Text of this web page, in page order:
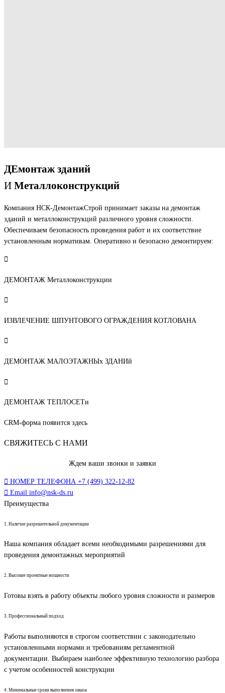
ДЕмонтаж зданий
И Металлоконструкций
Компания НСК-ДемонтажСтрой принимает заказы на демонтаж
зданий и металлоконструкций различного уровня сложности.
Обеспечиваем безопасность проведения работ и их соответствие
установленным нормативам. Оперативно и безопасно демонтируем:
ДЕМОНТАЖ Металлоконструкции
ИЗВЛЕЧЕНИЕ ШПУНТОВОГО ОГРАЖДЕНИЯ КОТЛОВАНА
ДЕМОНТАЖ МАЛОЭТАЖНЫх ЗДАНИй
ДЕМОНТАЖ ТЕПЛОСЕТи
CRM-форма появится здесь
СВЯЖИТЕСЬ С НАМИ
Ждем ваши звонки и заявки
НОМЕР ТЕЛЕФОНА +7 (499) 322-12-82
Email info@nsk-ds.ru
Преимущества
1. Наличие разрешительной документации
Наша компания обладает всеми необходимыми разрешениями для
проведения демонтажных мероприятий
2. Высокие проектные мощности
Готовы взять в работу объекты любого уровня сложности и размеров
3. Профессиональный подход
Работы выполняются в строгом соответствии с законодательно
установленными нормами и требованиям регламентной
документации. Выбираем наиболее эффективную технологию разбора
с учетом особенностей конструкции
4. Минимальные сроки выполнения заказа